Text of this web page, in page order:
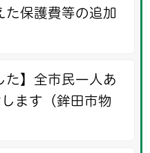
た保護費等の追加
た】全市民一人あ
ます（鉾田市物